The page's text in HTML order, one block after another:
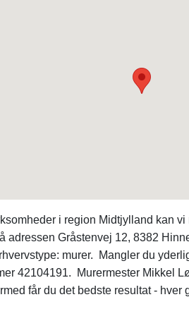
i region Midtjylland kan
adressen Gråstenvej 12, 8382
murer. Mangler du
42104191. Murermester Mikkel
får du det bedste resultat - hver